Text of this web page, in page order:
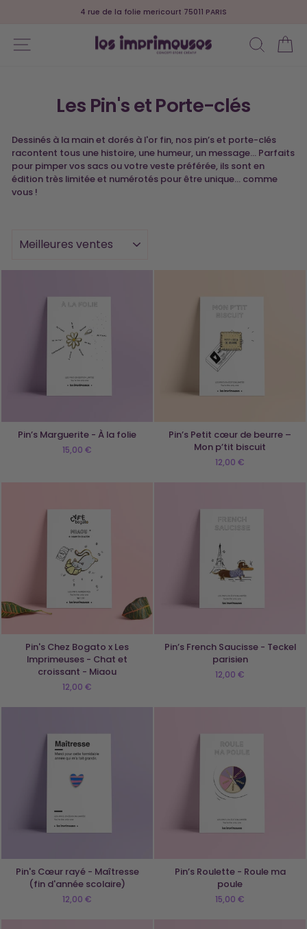
Pause
4 rue de la folie mericourt 75011 PARIS
NAVIGATION
Les Pin's et Porte-clés
Dessinés à la main et dorés à l'or fin, nos pin’s et porte-clés
racontent tous une histoire, une humeur, un message… Parfaits
pour pimper vos sacs ou votre veste préférée, ils sont en
édition très limitée et numérotés pour être unique… comme
vous !
Pin’s Marguerite - À la folie
15,00 €
Pin’s Petit cœur de beurre –
Mon p’tit biscuit
12,00 €
Pin's Chez Bogato x Les
Imprimeuses - Chat et
croissant - Miaou
12,00 €
Pin’s French Saucisse - Teckel
parisien
12,00 €
Pin's Cœur rayé - Maîtresse
(fin d'année scolaire)
12,00 €
Pin’s Roulette - Roule ma
poule
15,00 €